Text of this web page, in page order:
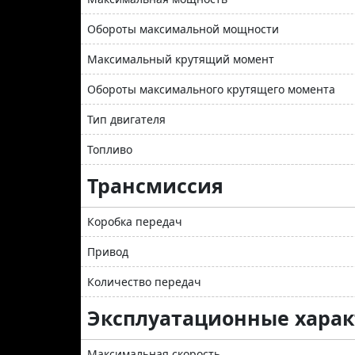
Обороты максимальной мощности
Максимальный крутящий момент
Обороты максимального крутящего момента
Тип двигателя
Топливо
Трансмиссия
Коробка передач
Привод
Количество передач
Эксплуатационные